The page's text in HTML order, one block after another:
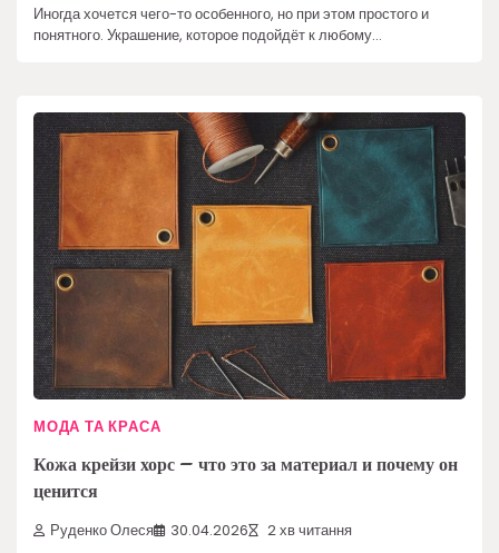
Иногда хочется чего-то особенного, но при этом простого и
понятного. Украшение, которое подойдёт к любому…
МОДА ТА КРАСА
Кожа крейзи хорс – что это за материал и почему он
ценится
Руденко Олеся 30.04.2026 2 хв читання